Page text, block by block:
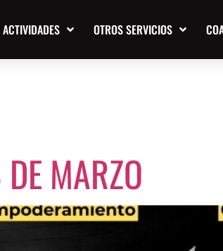
ACTIVIDADES OTROS SERVICIOS
MARZO